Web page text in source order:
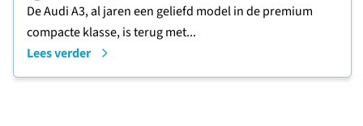
De Audi A3, al jaren een geliefd model in de premium
compacte klasse, is terug met...
Lees verder